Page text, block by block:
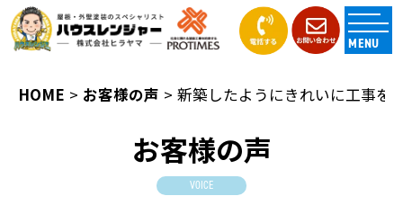
MENU
HOME お客様の声 新築したようにきれいに工事
お客様の声
VOICE